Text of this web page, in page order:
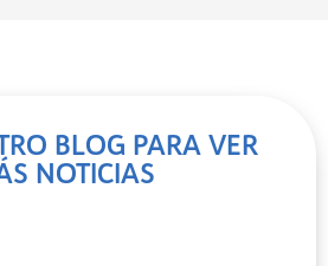
BLOG PARA VER
NOTICIAS